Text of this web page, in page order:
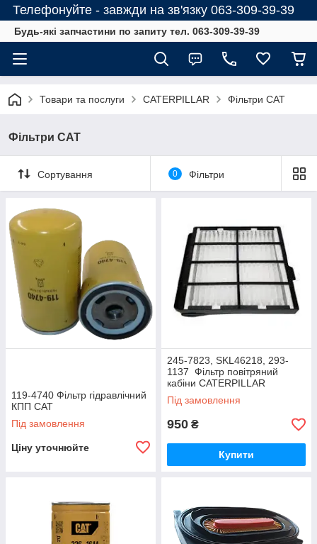
Телефонуйте - завжди на зв'язку 063-309-39-39
Будь-які запчастини по запиту тел. 063-309-39-39
Товари та послуги CATERPILLAR Фільтри CAT
Фільтри CAT
Сортування 0 Фільтри
119-4740 Фільтр гідравлічний
КПП CAT
Під замовлення
Ціну уточнюйте
245-7823, SKL46218, 293-
1137 Фільтр повітряний
кабіни CATERPILLAR
Під замовлення
950 ₴
Купити